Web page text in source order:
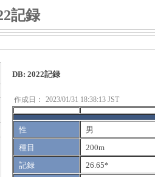
記録
DB: 2022記録
作成日： 2023/01/31 18:38:13 JST
性
男
種目
200m
記録
26.65*